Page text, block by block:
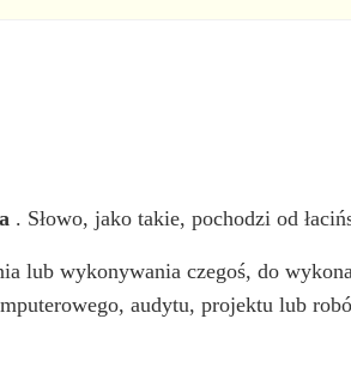
. Słowo, jako takie, pochodzi od
lub wykonywania czegoś, do
audytu, projektu lub